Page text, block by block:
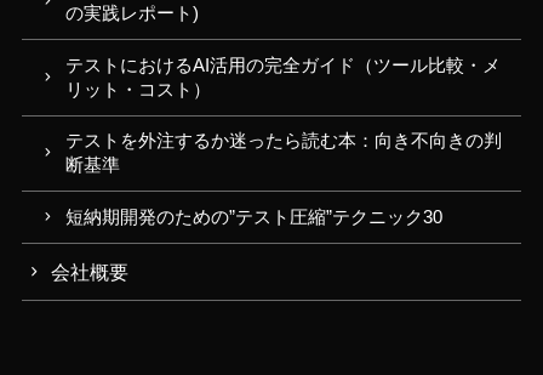
の実践レポート)
テストにおけるAI活用の完全ガイド（ツール比較・メ
リット・コスト）
テストを外注するか迷ったら読む本：向き不向きの判
断基準
短納期開発のための”テスト圧縮”テクニック30
会社概要